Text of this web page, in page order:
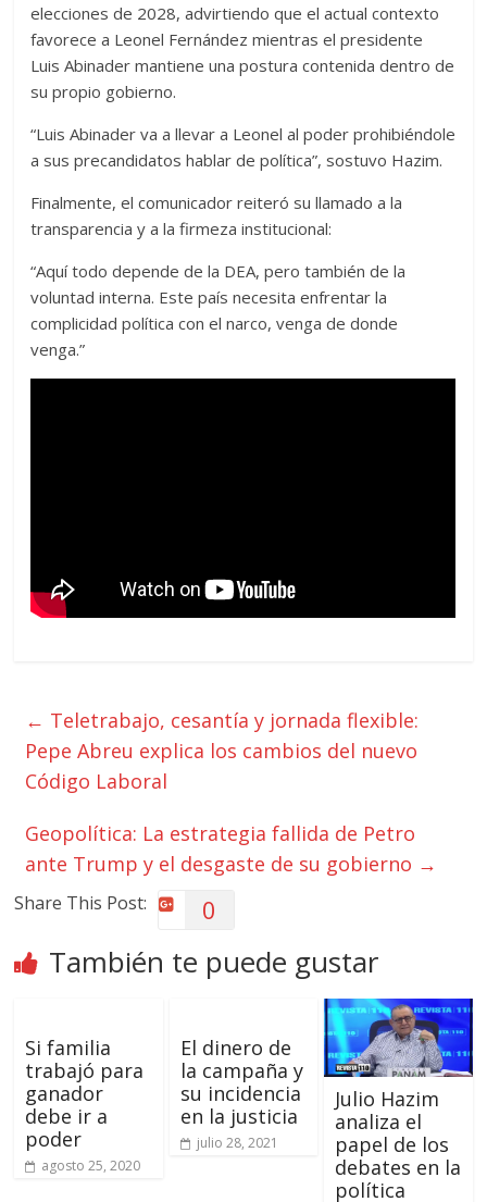
elecciones de 2028, advirtiendo que el actual contexto
favorece a Leonel Fernández mientras el presidente
Luis Abinader mantiene una postura contenida dentro de
su propio gobierno.
“Luis Abinader va a llevar a Leonel al poder prohibiéndole
a sus precandidatos hablar de política”, sostuvo Hazim.
Finalmente, el comunicador reiteró su llamado a la
transparencia y a la firmeza institucional:
“Aquí todo depende de la DEA, pero también de la
voluntad interna. Este país necesita enfrentar la
complicidad política con el narco, venga de donde
venga.”
← Teletrabajo, cesantía y jornada flexible:
Pepe Abreu explica los cambios del nuevo
Código Laboral
Geopolítica: La estrategia fallida de Petro
ante Trump y el desgaste de su gobierno →
Share This Post: 0
También te puede gustar
Si familia
trabajó para
ganador
debe ir a
poder
agosto 25, 2020
El dinero de
la campaña y
su incidencia
en la justicia
julio 28, 2021
Julio Hazim
analiza el
papel de los
debates en la
política